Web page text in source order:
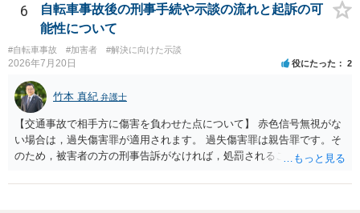
場合が多いこと イ 刑事事件に進む場合は，刑事弁護の話になるこ
と などの事情から，任意保険に入っていない場合など，特殊な場合以
外は，あまり顕在化する事情がないのだと思います。 ですから，加害
者側も弁護士が入っているケースは実際にはあるのです。 本件は，刑
事事件の面で問題となっています。 交通事故を発生した場合には，警
察に報告しなければなりません。道路交通法違反第７２条第１項後段
に不申告という形で定められています。本件は，これに客観的には該
当することがはっきりしている事案です。ですから「単なる交通事故
から，刑事事件になりそうな…」ではなく，刑事事件の対象となるこ
とがはっきりしている事案です。 自分は逃げていないという認識でし
ょう。そのため，故意を否認している形になるのですが，「現場から
離れる」→「コンビニで駐車」→「しばらく待機」→「徒歩で現場に
6
自転車事故後の刑事手続や示談の流れと起訴の可
能性について
#自転車事故 #加害者 #解決に向けた示談
2026年7月20日 役にたった 2
竹本 真紀 弁護士
【交通事故で相手方に傷害を負わせた点について】 赤色信号無視がな
い場合は，過失傷害罪が適用されます。 過失傷害罪は親告罪です。そ
のため，被害者の方の刑事告訴がなければ，処罰されることはありま
あれば，示談が成立すれば告訴をすることはないと思います。 したが